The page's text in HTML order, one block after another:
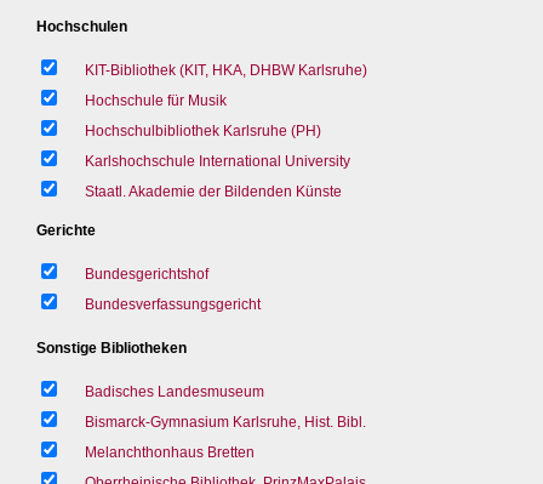
Hochschulen
KIT-Bibliothek (KIT, HKA, DHBW Karlsruhe)
Hochschule für Musik
Hochschulbibliothek Karlsruhe (PH)
Karlshochschule International University
Staatl. Akademie der Bildenden Künste
Gerichte
Bundesgerichtshof
Bundesverfassungsgericht
Sonstige Bibliotheken
Badisches Landesmuseum
Bismarck-Gymnasium Karlsruhe, Hist. Bibl.
Melanchthonhaus Bretten